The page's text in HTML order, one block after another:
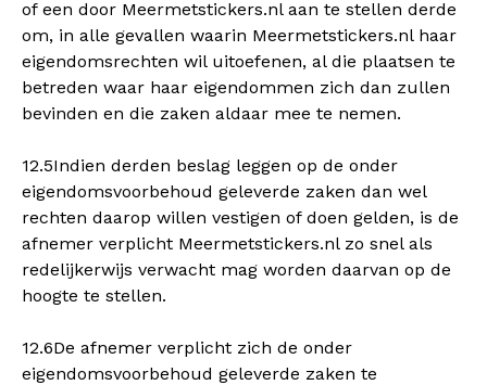
of een door Meermetstickers.nl aan te stellen derde
om, in alle gevallen waarin Meermetstickers.nl haar
eigendomsrechten wil uitoefenen, al die plaatsen te
betreden waar haar eigendommen zich dan zullen
bevinden en die zaken aldaar mee te nemen.
12.5Indien derden beslag leggen op de onder
eigendomsvoorbehoud geleverde zaken dan wel
rechten daarop willen vestigen of doen gelden, is de
afnemer verplicht Meermetstickers.nl zo snel als
redelijkerwijs verwacht mag worden daarvan op de
hoogte te stellen.
12.6De afnemer verplicht zich de onder
eigendomsvoorbehoud geleverde zaken te